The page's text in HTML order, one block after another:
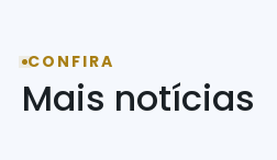
CONFIRA
Mais notícias